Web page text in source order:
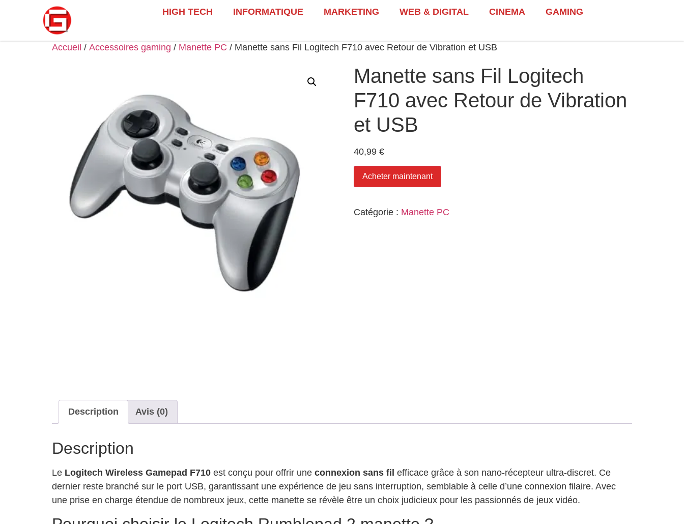
HIGH TECH INFORMATIQUE MARKETING WEB & DIGITAL CINEMA GAMING
Accueil / Accessoires gaming / Manette PC / Manette sans Fil Logitech F710 avec Retour de Vibration et USB
Manette sans Fil Logitech
F710 avec Retour de Vibration
et USB
40,99 €
Acheter maintenant
Catégorie : Manette PC
Description Avis (0)
Description
Le Logitech Wireless Gamepad F710 est conçu pour offrir une connexion sans fil efficace grâce à son nano-récepteur ultra-discret. Ce
dernier reste branché sur le port USB, garantissant une expérience de jeu sans interruption, semblable à celle d’une connexion filaire. Avec
une prise en charge étendue de nombreux jeux, cette manette se révèle être un choix judicieux pour les passionnés de jeux vidéo.